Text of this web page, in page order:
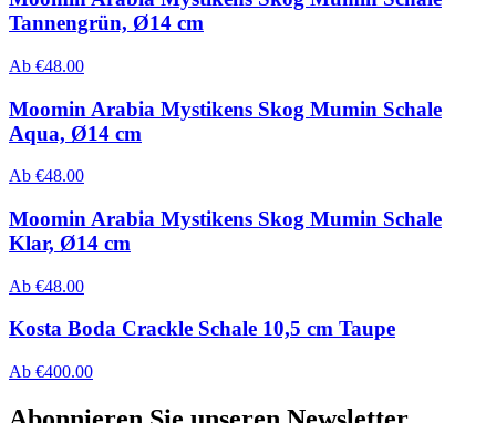
Tannengrün, Ø14 cm
Ab €48.00
Moomin Arabia Mystikens Skog Mumin Schale
Aqua, Ø14 cm
Ab €48.00
Moomin Arabia Mystikens Skog Mumin Schale
Klar, Ø14 cm
Ab €48.00
Kosta Boda Crackle Schale 10,5 cm Taupe
Ab €400.00